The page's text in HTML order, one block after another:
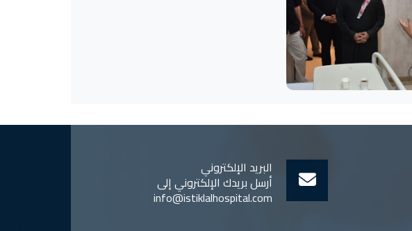
البريد الإلكتروني
أرسل بريدك الإلكتروني إلى
info@istiklalhospital.com